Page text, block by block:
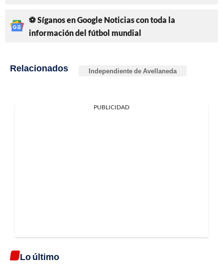
⚽ Síganos en Google Noticias con toda la
información del fútbol mundial
Relacionados Independiente de Avellaneda
PUBLICIDAD
Lo último